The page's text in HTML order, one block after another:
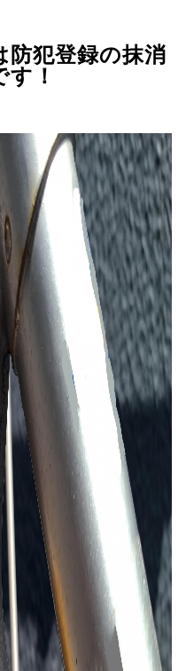
防犯登録の抹消
す！